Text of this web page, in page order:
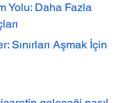
Yolu: Daha Fazla
Sınırları Aşmak İçin